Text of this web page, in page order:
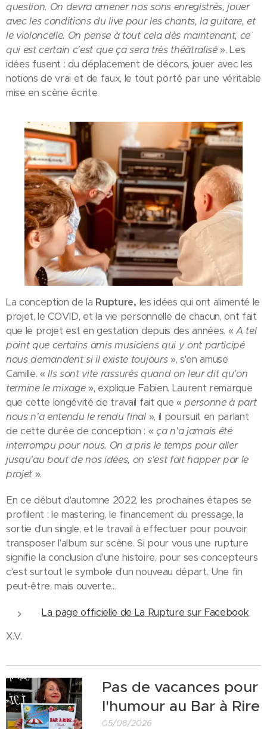
question. On devra amener nos sons enregistrés, jouer
avec les conditions du live pour les chants, la guitare, et
le violoncelle. On pense à tout cela dès maintenant, ce
qui est certain c'est que ça sera très théâtralisé». Les
idées fusent : du déplacement de décors, jouer avec les
notions de vrai et de faux, le tout porté par une véritable
mise en scène écrite.
La conception de la Rupture, les idées qui ont alimenté le
projet, le COVID, et la vie personnelle de chacun, ont fait
que le projet est en gestation depuis des années. « A tel
point que certains amis musiciens qui y ont participé
nous demandent si il existe toujours», s'en amuse
Camille. «Ils sont vite rassurés quand on leur dit qu'on
termine le mixage», explique Fabien. Laurent remarque
que cette longévité de travail fait que «personne à part
nous n'a entendu le rendu final», il poursuit en parlant
de cette durée de conception : «ça n'a jamais été
interrompu pour nous. On a pris le temps pour aller
jusqu'au bout de nos idées, on s'est fait happer par le
projet ».
En ce début d'automne 2022, les prochaines étapes se
profilent : le mastering, le financement du pressage, la
sortie d'un single, et le travail à effectuer pour pouvoir
transposer l'album sur scène. Si pour vous une rupture
signifie la conclusion d'une histoire, pour ses concepteurs
c'est surtout le symbole d'un nouveau départ. Une fin
peut-être, mais ouverte...
La page officielle de La Rupture sur Facebook
X.V.
Pas de vacances pour
l'humour au Bar à Rire
05/08/2026